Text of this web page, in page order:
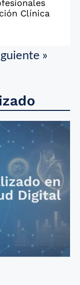
Clínica
»